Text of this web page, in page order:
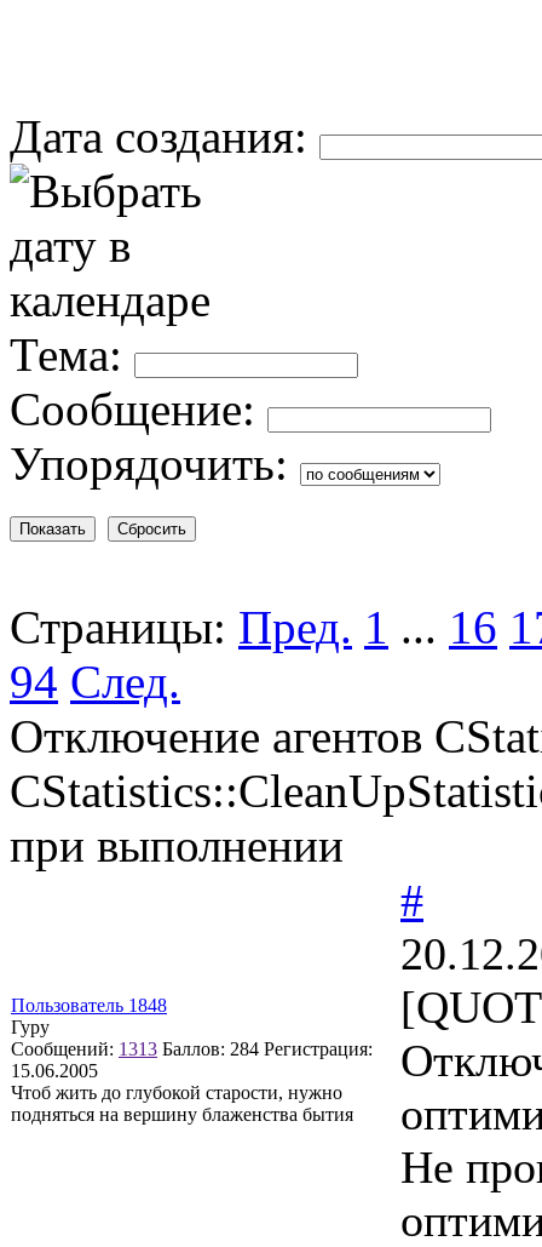
Дата создания:
Тема:
Сообщение:
Упорядочить:
Страницы: Пред. 1 ... 16
94 След.
Отключение агентов
при выполнении
Пользователь 1848
Гуру
Сообщений: 1313 Баллов: 284 Регистрация:
15.06.2005
Чтоб жить до глубокой старости, нужно
подняться на вершину блаженства бытия
#
Не